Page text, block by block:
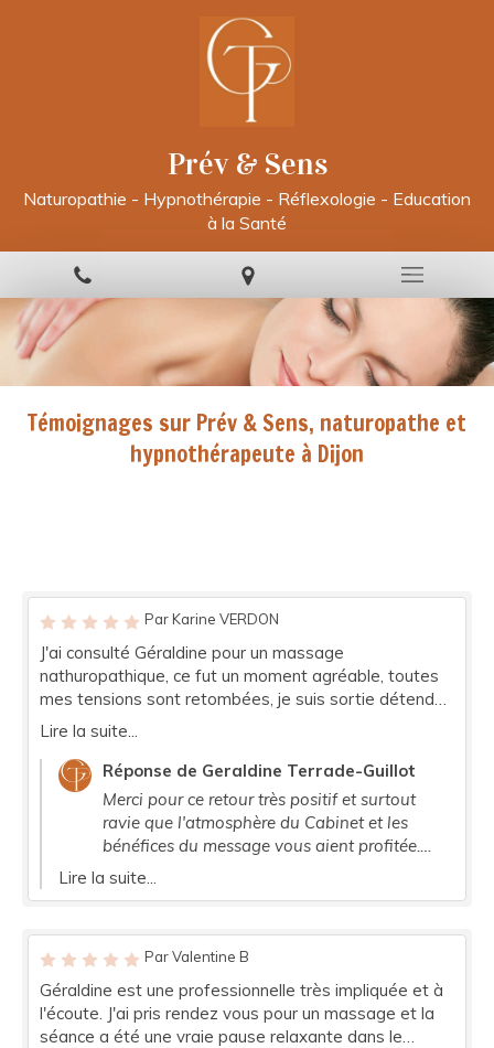
Prév & Sens
Naturopathie - Hypnothérapie - Réflexologie - Education
à la Santé
Témoignages sur Prév & Sens, naturopathe et
hypnothérapeute à Dijon
Par Karine VERDON
J'ai consulté Géraldine pour un massage
nathuropathique, ce fut un moment agréable, toutes
mes tensions sont retombées, je suis sortie détendu.
De plus son cabinet est un havre de paix, on s'y sent
la recommande vivement ! Merci encore Géraldine
pour ce moment de détente. Je reviendrais.
Lire la suite...
Réponse de Geraldine Terrade-Guillot
Merci pour ce retour très positif et surtout
ravie que l'atmosphère du Cabinet et les
bénéfices du message vous aient profitée.
Portez vous bien !
Lire la suite...
Par Valentine B
Géraldine est une professionnelle très impliquée et à
l'écoute. J'ai pris rendez vous pour un massage et la
séance a été une vraie pause relaxante dans le